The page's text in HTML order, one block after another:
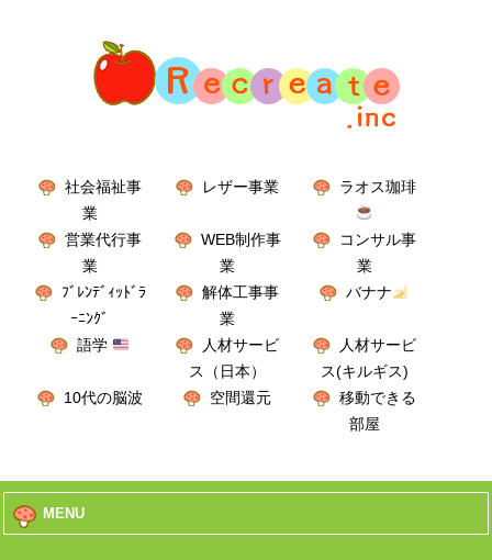
社会福祉事
業
レザー事業 ラオス珈琲
営業代行事
業
WEB制作事
業
コンサル事
業
ﾌﾞﾚﾝﾃﾞｨｯﾄﾞﾗ
ｰﾆﾝｸﾞ
解体工事事
業
バナナ
語学
人材サービ
ス（日本）
人材サービ
ス(キルギス)
10代の脳波
空間還元
移動できる
部屋
MENU